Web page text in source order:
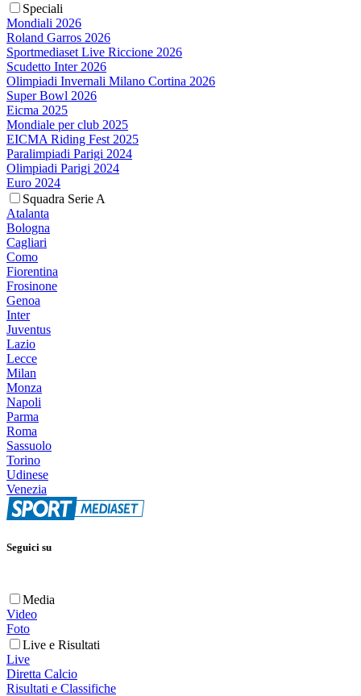
Speciali
Mondiali 2026
Roland Garros 2026
Sportmediaset Live Riccione 2026
Scudetto Inter 2026
Olimpiadi Invernali Milano Cortina 2026
Super Bowl 2026
Eicma 2025
Mondiale per club 2025
EICMA Riding Fest 2025
Paralimpiadi Parigi 2024
Olimpiadi Parigi 2024
Euro 2024
Squadra Serie A
Atalanta
Bologna
Cagliari
Como
Fiorentina
Frosinone
Genoa
Inter
Juventus
Lazio
Lecce
Milan
Monza
Napoli
Parma
Roma
Sassuolo
Torino
Udinese
Venezia
Seguici su
Media
Video
Foto
Live e Risultati
Live
Diretta Calcio
Risultati e Classifiche